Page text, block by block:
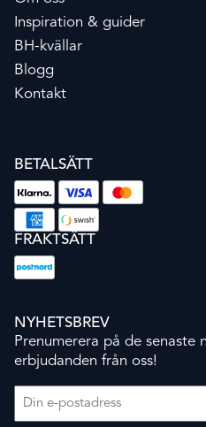
Inspiration & guider
BH-kvällar
Blogg
Kontakt
BETALSÄTT
FRAKTSÄTT
NYHETSBREV
Prenumerera på de senaste
erbjudanden från oss!